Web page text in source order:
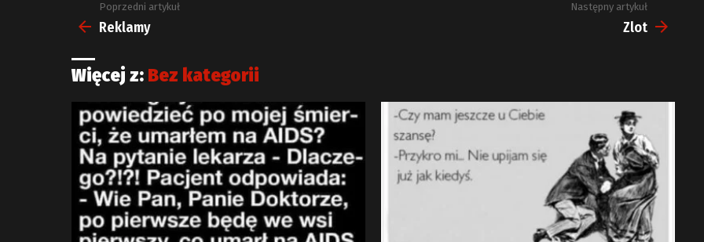
Zobacz
więcej
Poprzedni artykuł
Reklamy
Następny artykuł
Zlot
Więcej z: Bez kategorii